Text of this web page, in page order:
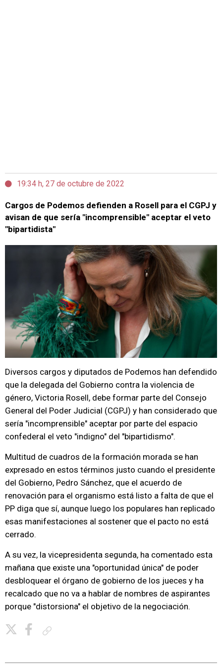
19:34 h, 27 de octubre de 2022
Cargos de Podemos defienden a Rosell para el CGPJ y
avisan de que sería "incomprensible" aceptar el veto
"bipartidista"
Diversos cargos y diputados de Podemos han defendido
que la delegada del Gobierno contra la violencia de
género, Victoria Rosell, debe formar parte del Consejo
General del Poder Judicial (CGPJ) y han considerado que
sería "incomprensible" aceptar por parte del espacio
confederal el veto "indigno" del "bipartidismo".
Multitud de cuadros de la formación morada se han
expresado en estos términos justo cuando el presidente
del Gobierno, Pedro Sánchez, que el acuerdo de
renovación para el organismo está listo a falta de que el
PP diga que sí, aunque luego los populares han replicado
esas manifestaciones al sostener que el pacto no está
cerrado.
A su vez, la vicepresidenta segunda, ha comentado esta
mañana que existe una "oportunidad única" de poder
desbloquear el órgano de gobierno de los jueces y ha
recalcado que no va a hablar de nombres de aspirantes
porque "distorsiona" el objetivo de la negociación.